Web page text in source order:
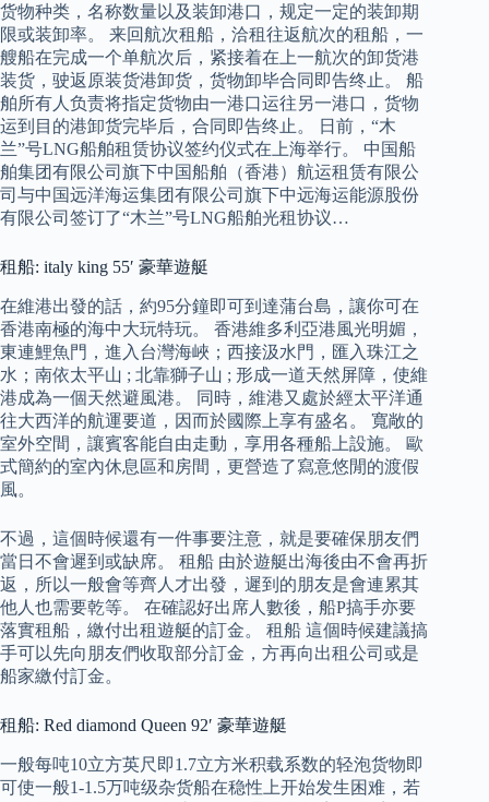
货物种类，名称数量以及装卸港口，规定一定的装卸期
限或装卸率。 来回航次租船，洽租往返航次的租船，一
艘船在完成一个单航次后，紧接着在上一航次的卸货港
装货，驶返原装货港卸货，货物卸毕合同即告终止。 船
舶所有人负责将指定货物由一港口运往另一港口，货物
运到目的港卸货完毕后，合同即告终止。 日前，“木
兰”号LNG船舶租赁协议签约仪式在上海举行。 中国船
舶集团有限公司旗下中国船舶（香港）航运租赁有限公
司与中国远洋海运集团有限公司旗下中远海运能源股份
有限公司签订了“木兰”号LNG船舶光租协议…
租船: italy king 55′ 豪華遊艇
在維港出發的話，約95分鐘即可到達蒲台島，讓你可在
香港南極的海中大玩特玩。 香港維多利亞港風光明媚，
東連鯉魚門，進入台灣海峽；西接汲水門，匯入珠江之
水；南依太平山 ; 北靠獅子山 ; 形成一道天然屏障，使維
港成為一個天然避風港。 同時，維港又處於經太平洋通
往大西洋的航運要道，因而於國際上享有盛名。 寬敞的
室外空間，讓賓客能自由走動，享用各種船上設施。 歐
式簡約的室內休息區和房間，更營造了寫意悠閒的渡假
風。
不過，這個時候還有一件事要注意，就是要確保朋友們
當日不會遲到或缺席。 租船 由於遊艇出海後由不會再折
返，所以一般會等齊人才出發，遲到的朋友是會連累其
他人也需要乾等。 在確認好出席人數後，船P搞手亦要
落實租船，繳付出租遊艇的訂金。 租船 這個時候建議搞
手可以先向朋友們收取部分訂金，方再向出租公司或是
船家繳付訂金。
租船: Red diamond Queen 92′ 豪華遊艇
一般每吨10立方英尺即1.7立方米积载系数的轻泡货物即
可使一般1-1.5万吨级杂货船在稳性上开始发生困难，若